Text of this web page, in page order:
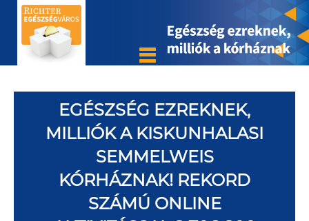
EGÉSZSÉG EZREKNEK,
MILLIÓK A KISKUNHALASI
SEMMELWEIS
KÓRHÁZNAK! REKORD
SZÁMÚ ONLINE